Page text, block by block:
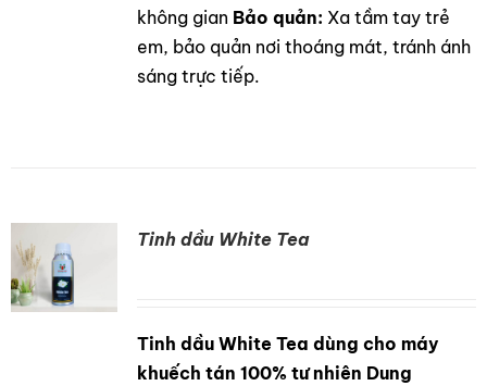
không gian Bảo quản: Xa tầm tay trẻ
em, bảo quản nơi thoáng mát, tránh ánh
sáng trực tiếp.
Tinh dầu White Tea
Tinh dầu White Tea dùng cho máy
khuếch tán 100% tư nhiên Dung